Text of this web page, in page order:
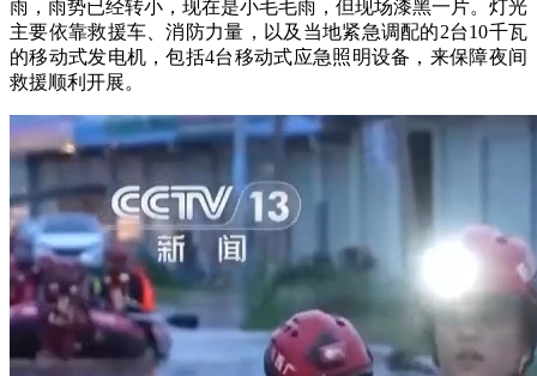
雨，雨势已经转小，现在是小毛毛雨，但现场漆黑一片。灯光
主要依靠救援车、消防力量，以及当地紧急调配的2台10千瓦
的移动式发电机，包括4台移动式应急照明设备，来保障夜间
救援顺利开展。